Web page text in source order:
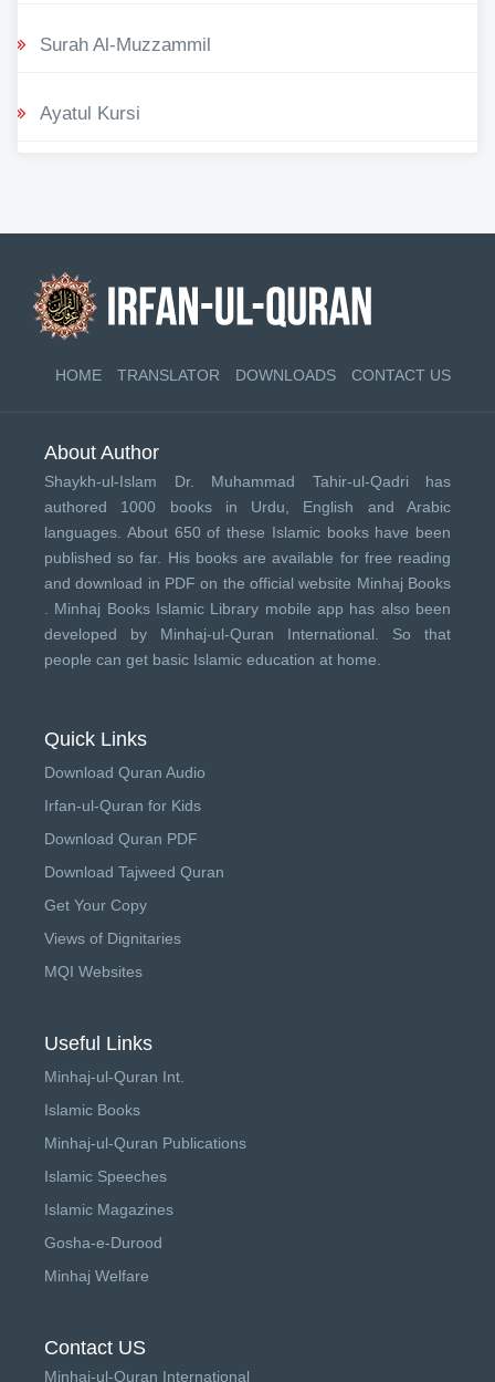
Surah Al-Muzzammil
Ayatul Kursi
HOME TRANSLATOR DOWNLOADS CONTACT US
About Author
Shaykh-ul-Islam Dr. Muhammad Tahir-ul-Qadri has
authored 1000 books in Urdu, English and Arabic
languages. About 650 of these Islamic books have been
published so far. His books are available for free reading
and download in PDF on the official website Minhaj Books
Minhaj Books Islamic Library mobile app has also been
developed by Minhaj-ul-Quran International . So that
people can get basic Islamic education at home.
Quick Links
Download Quran Audio
Irfan-ul-Quran for Kids
Download Quran PDF
Download Tajweed Quran
Get Your Copy
Views of Dignitaries
MQI Websites
Useful Links
Minhaj-ul-Quran Int.
Islamic Books
Minhaj-ul-Quran Publications
Islamic Speeches
Islamic Magazines
Gosha-e-Durood
Minhaj Welfare
Contact US
Minhaj-ul-Quran International